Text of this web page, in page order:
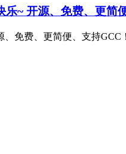
~ 开源、免费、更简
免费、更简便、支持GCC！